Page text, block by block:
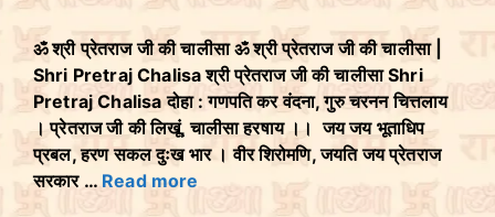
ॐ श्री प्रेतराज जी की चालीसा ॐ श्री प्रेतराज जी की चालीसा |
Shri Pretraj Chalisa श्री प्रेतराज जी की चालीसा Shri
Pretraj Chalisa दोहा : गणपति कर वंदना, गुरु चरनन चित्तलाय
। प्रेतराज जी की लिखूं, चालीसा हरषाय ।। जय जय भूताधिप
प्रबल, हरण सकल दुःख भार । वीर शिरोमणि, जयति जय प्रेतराज
सरकार … Read more